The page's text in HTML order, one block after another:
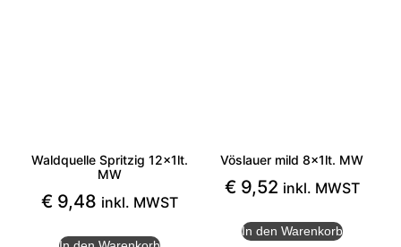
Waldquelle Spritzig 12x1lt.
MW
€ 9,48 inkl. MWST
Vöslauer mild 8x1lt. MW
€ 9,52 inkl. MWST
In den Warenkorb